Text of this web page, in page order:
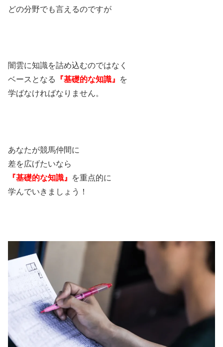
どの分野でも言えるのですが
闇雲に知識を詰め込むのではなく
ベースとなる
『基礎的な知識』
を
学ばなければなりません。
あなたが競馬仲間に
差を広げたいなら
『基礎的な知識』
を重点的に
学んでいきましょう！